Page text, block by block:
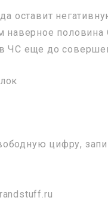
оставит
наверное
ЧС еще до
цифру,